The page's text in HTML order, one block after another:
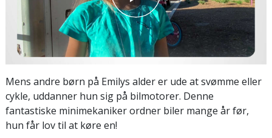
Mens andre børn på Emilys alder er ude at svømme eller
cykle, uddanner hun sig på bilmotorer. Denne
fantastiske minimekaniker ordner biler mange år før,
hun får lov til at køre en!